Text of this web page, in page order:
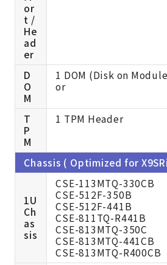
or
t /
He
ad
er
D
O
M
1 DOM (Disk on
or
T
P
M
1 TPM Header
Chassis ( Optimized for
1U
Ch
as
sis
CSE-113MTQ-330CB
CSE-512F-350B
CSE-512F-441B
CSE-811TQ-R441B
CSE-813MTQ-350C
CSE-813MTQ-441CB
CSE-813MTQ-R400CB